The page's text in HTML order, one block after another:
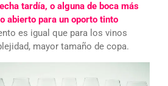
tardía, o alguna de boca más
abierto para un oporto tinto
es igual que para los vinos
mayor tamaño de copa.